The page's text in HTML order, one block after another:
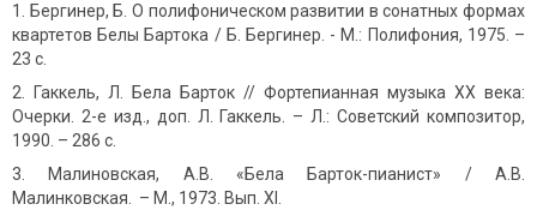
Бергинер, Б. О полифоническом развитии в сонатных формах
квартетов Белы Бартока / Б. Бергинер. - М.: Полифония, 1975. –
23 с.
Гаккель, Л. Бела Барток // Фортепианная музыка XX века:
Очерки. 2-е изд., доп. Л. Гаккель. – Л.: Советский композитор,
1990. – 286 с.
Малиновская, А.В. «Бела Барток-пианист» / А.В.
Малинковская. – М., 1973. Вып. XI.